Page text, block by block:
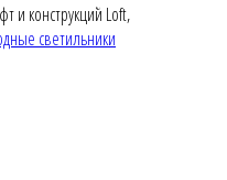
и конструкций Loft,
светильники